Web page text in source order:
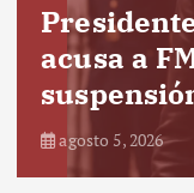
acusa a
agosto 5, 2026